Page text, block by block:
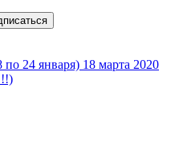
по 24 января) 18 марта 2020